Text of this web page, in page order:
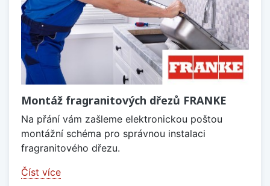
Montáž fragranitových dřezů FRANKE
Na přání vám zašleme elektronickou poštou
montážní schéma pro správnou instalaci
fragranitového dřezu.
Číst více